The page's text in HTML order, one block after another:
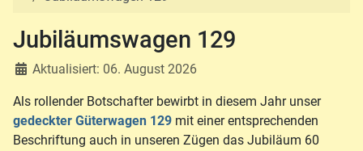
Jubiläumswagen 129
Aktualisiert: 06. August 2026
Als rollender Botschafter bewirbt in diesem Jahr unser
gedeckter Güterwagen 129 mit einer entsprechenden
Beschriftung auch in unseren Zügen das Jubiläum 60